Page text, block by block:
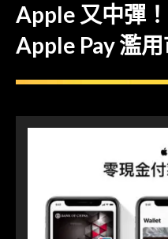
Apple 又中彈
Apple Pay 濫